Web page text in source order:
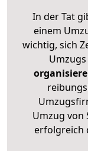
In der Tat
einem
wichtig, sich
Umzugs
Umzug von
erfolgreich